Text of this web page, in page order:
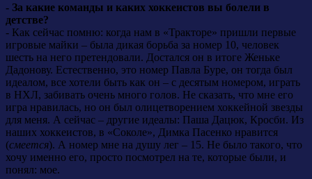
- За какие команды и каких хоккеистов вы болели в
детстве?
- Как сейчас помню: когда нам в «Тракторе» пришли первые
игровые майки – была дикая борьба за номер 10, человек
шесть на него претендовали. Достался он в итоге Женьке
Дадонову. Естественно, это номер Павла Буре, он тогда был
идеалом, все хотели быть как он – с десятым номером, играть
в НХЛ, забивать очень много голов. Не сказать, что мне его
игра нравилась, но он был олицетворением хоккейной звезды
для меня. А сейчас – другие идеалы: Паша Дацюк, Кросби. Из
наших хоккеистов, в «Соколе», Димка Пасенко нравится
(смеется). А номер мне на душу лег – 15. Не было такого, что
хочу именно его, просто посмотрел на те, которые были, и
понял: мое.